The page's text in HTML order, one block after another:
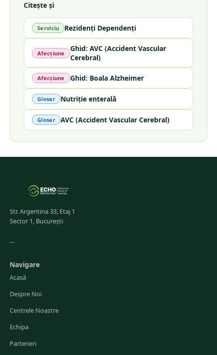
Citește și
Serviciu Rezidenți Dependenți
Afecțiune
Ghid: AVC (Accident Vascular
Cerebral)
Afecțiune Ghid: Boala Alzheimer
Glosar Nutriție enterală
Glosar AVC (Accident Vascular Cerebral)
Str. Argentina 33, Etaj 1
Sector 1, București
...
Navigare
Acasă
Despre Noi
Centrele Noastre
Echipa
Parteneri